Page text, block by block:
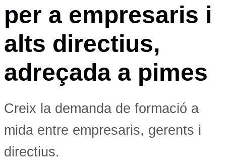
per a empresaris i
alts directius,
adreçada a pimes
Creix la demanda de formació a
mida entre empresaris, gerents i
directius.